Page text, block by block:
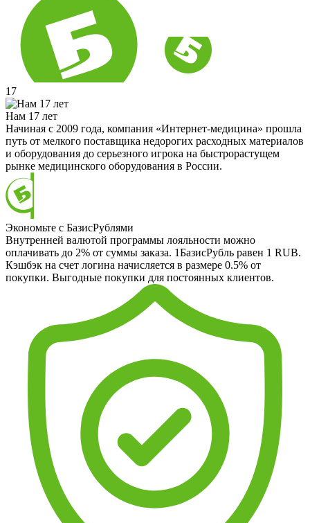
17
Нам 17 лет
Начиная с 2009 года, компания «Интернет-медицина» прошла
путь от мелкого поставщика недорогих расходных материалов
и оборудования до серьезного игрока на быстрорастущем
рынке медицинского оборудования в России.
Экономьте с БазисРублями
Внутренней валютой программы лояльности можно
оплачивать до 2% от суммы заказа. 1БазисРубль равен 1 RUB.
Кэшбэк на счет логина начисляется в размере 0.5% от
покупки. Выгодные покупки для постоянных клиентов.